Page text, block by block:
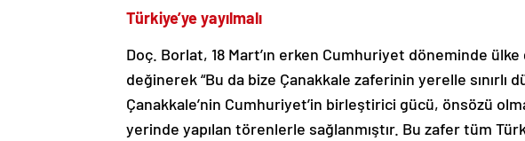
Türkiye’ye yayılmalı
Doç. Borlat, 18 Mart’ın erken Cumhuriyet döneminde
değinerek “Bu da bize Çanakkale zaferinin yerelle sınırlı
Çanakkale’nin Cumhuriyet’in birleştirici gücü, önsözü
yerinde yapılan törenlerle sağlanmıştır. Bu zafer tüm